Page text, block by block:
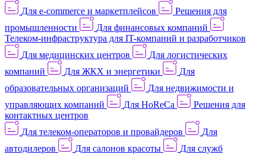
Для e-commerce и маркетплейсов
Решения для
промышленности
Для финансовых компаний
Телеком-инфраструктура для IT-компаний и разработчиков
Для медицинских центров
Для логистических
компаний
Для ЖКХ и энергетики
Для
образовательных организаций
Для недвижимости и
управляющих компаний
Для HoReCa
Решения для
контактных центров
Для телеком-операторов и провайдеров
Для
автодилеров
Для салонов красоты
Для служб